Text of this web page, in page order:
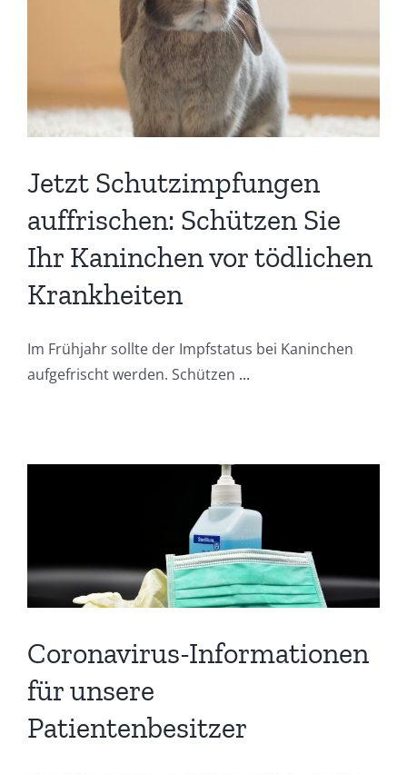
Jetzt Schutzimpfungen
auffrischen: Schützen Sie
Ihr Kaninchen vor tödlichen
Krankheiten
Im Frühjahr sollte der Impfstatus bei Kaninchen
aufgefrischt werden. Schützen ...
Coronavirus-Informationen
für unsere
Patientenbesitzer